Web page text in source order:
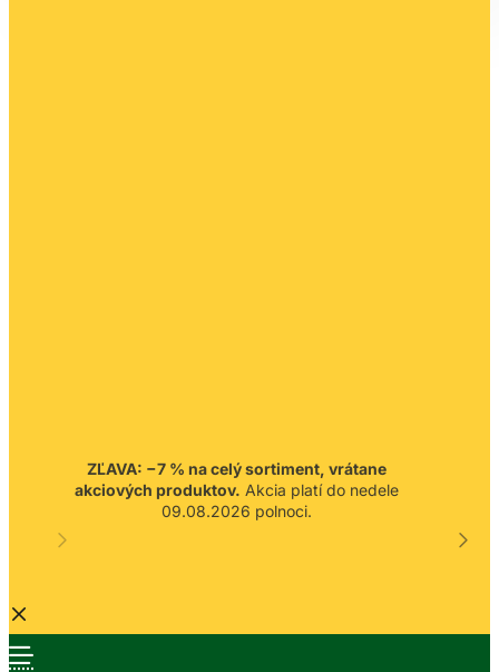
ZĽAVA: −7 % na celý sortiment, vrátane
akciových produktov. Akcia platí do nedele
09.08.2026 polnoci.